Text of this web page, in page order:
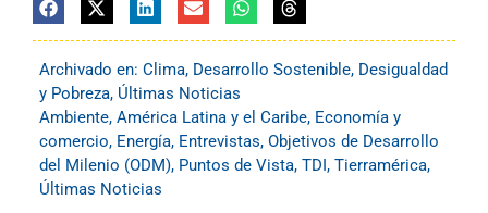
Archivado en: Clima, Desarrollo Sostenible, Desigualdad
y Pobreza, Últimas Noticias
Ambiente, América Latina y el Caribe, Economía y
comercio, Energía, Entrevistas, Objetivos de Desarrollo
del Milenio (ODM), Puntos de Vista, TDI, Tierramérica,
Últimas Noticias